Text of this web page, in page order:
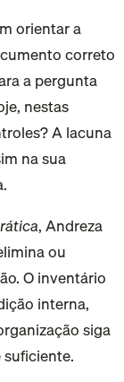
orientar a
correto
a pergunta
nestas
A lacuna
na sua
, Andreza
ou
O inventário
interna,
siga